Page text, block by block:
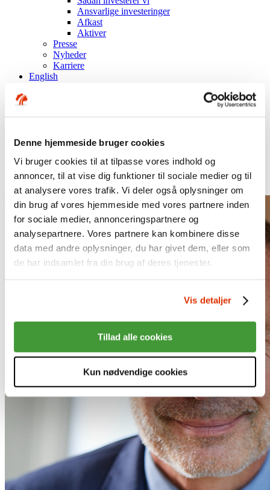
Denne hjemmeside bruger cookies
Vi bruger cookies til at tilpasse vores indhold og
annoncer, til at vise dig funktioner til sociale medier og til
at analysere vores trafik. Vi deler også oplysninger om
din brug af vores hjemmeside med vores partnere inden
for sociale medier, annonceringspartnere og
analysepartnere. Vores partnere kan kombinere disse
data med andre oplysninger, du har givet dem, eller som
de har indsamlet fra din brug af deres tjenester.
Vis detaljer
Tillad alle cookies
Kun nødvendige cookies
Ansvarlige investeringer
Afkast
Aktiver
Presse
Nyheder
Karriere
English
Log på Min side med MitID
Log på som virksomhed
Fremgang på markederne oven på turbulent første
Mens den globale spredning af COVID-19 skabte stormvejr på de
finansielle markeder i marts, har april og maj været anderledes
positive. En stor del af det tabte er genvundet, og på langt sigt
forventer Industriens Pension fortsat solide, positive afkast.